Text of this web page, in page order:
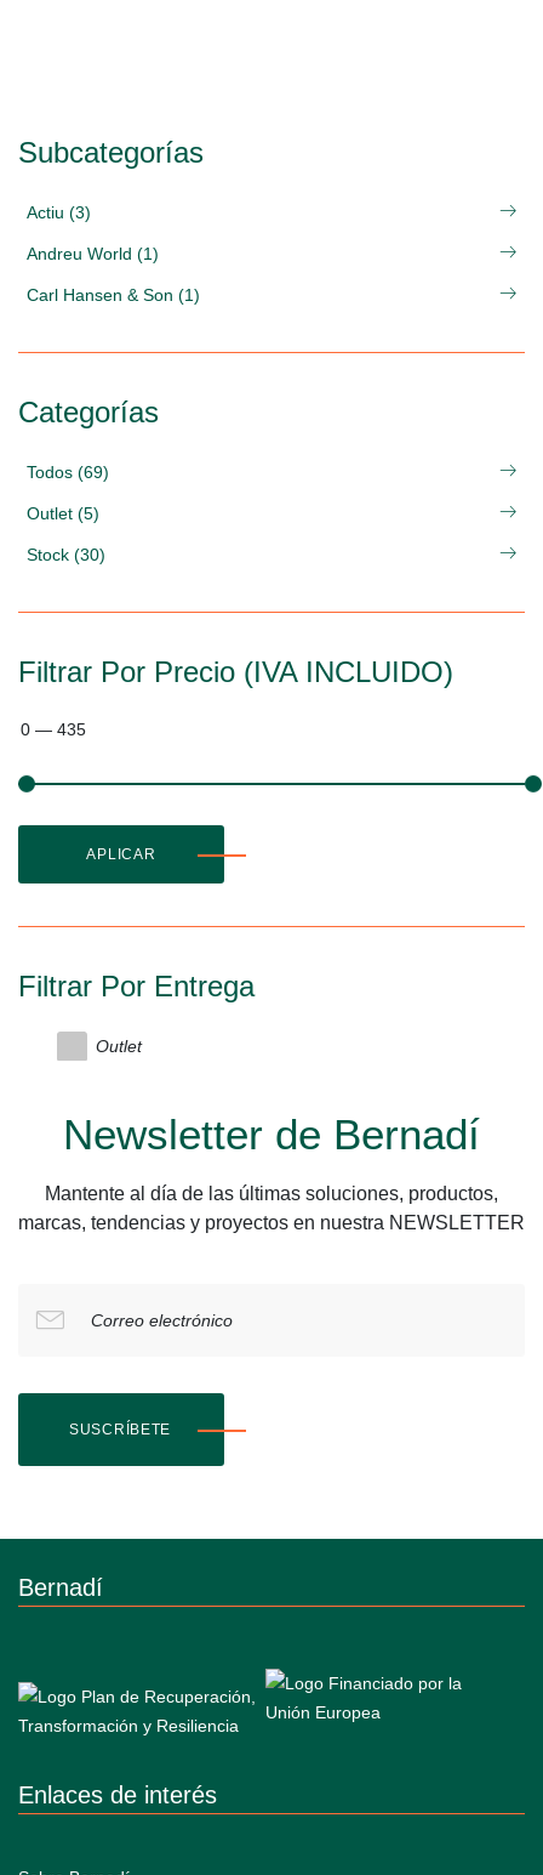
Subcategorías
Actiu (3)
Andreu World (1)
Carl Hansen & Son (1)
Categorías
Todos (69)
Outlet (5)
Stock (30)
Filtrar Por Precio (IVA INCLUIDO)
0 — 435
APLICAR
Filtrar Por Entrega
Outlet
Newsletter de Bernadí
Mantente al día de las últimas soluciones, productos,
marcas, tendencias y proyectos en nuestra NEWSLETTER
Correo electrónico
SUSCRÍBETE
Bernadí
Enlaces de interés